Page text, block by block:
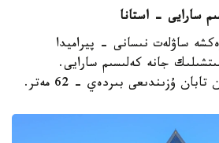
سارايى - استانا
ساۋلەت نىسانى - پيراميدا
جانە كەلىسىم سارايى.
ۇزىندىعى بىردەي - 62 مەتر.